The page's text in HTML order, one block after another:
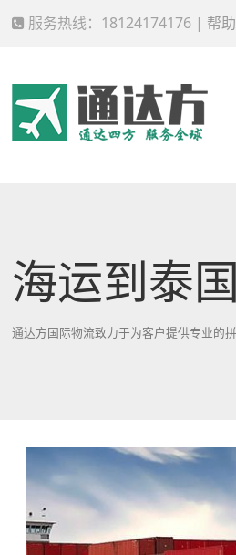
服务热线：18124174176 | 帮
海运到泰
通达方国际物流致力于为客户提供专业的